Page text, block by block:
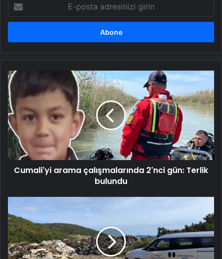
posta
adresinizi
Cumali'yi
arama
çalışmalarında
2'nci
gün:
Terlik
bulundu
Cumali'yi arama çalışmalarında 2'nci gün: Terlik
bulundu
Belediyesi'ne
8
milyon
liraya
yakın